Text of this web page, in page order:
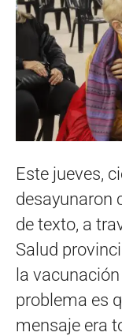
Este jueves,
desayunaron
de texto, a
Salud
la
problema es
mensaje era